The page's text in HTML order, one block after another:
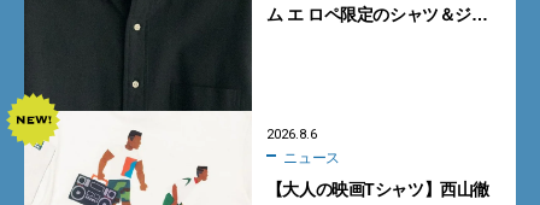
ム エ ロペ限定のシャツ＆ジャ
2026.8.6
ニュース
【大人の映画Tシャツ】西山徹